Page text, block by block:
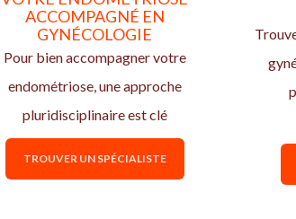
ACCOMPAGNÉ EN
GYNÉCOLOGIE
Pour bien accompagner votre
endométriose, une approche
pluridisciplinaire est clé
TROUVER UN SPÉCIALISTE